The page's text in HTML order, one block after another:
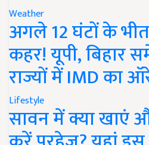
Weather
अगले 12 घंटों के
कहर! यूपी, बिहार
राज्यों में IMD का
Lifestyle
सावन में क्या खाएं